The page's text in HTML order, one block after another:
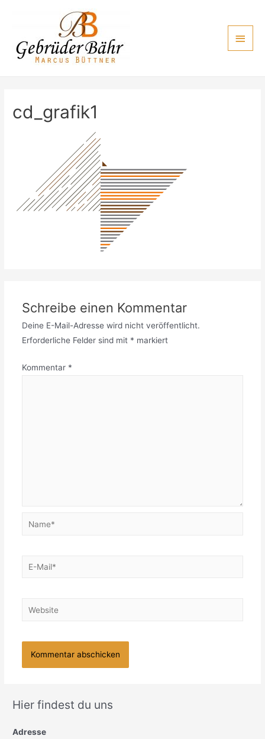
cd_grafik1
Schreibe einen Kommentar
Deine E-Mail-Adresse wird nicht veröffentlicht.
Erforderliche Felder sind mit * markiert
Kommentar *
Name*
E-
Website
Hier findest du uns
Adresse